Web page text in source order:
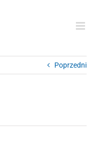
Poprzedni